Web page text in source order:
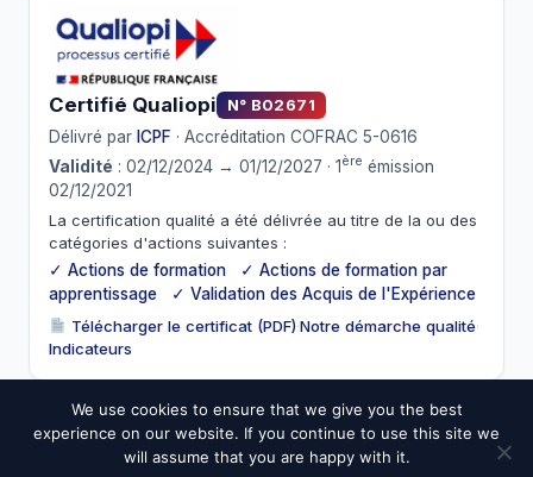
Certifié Qualiopi
N° B02671
Délivré par ICPF · Accréditation COFRAC 5-0616
Validité : 02/12/2024 → 01/12/2027 · 1ère émission
02/12/2021
La certification qualité a été délivrée au titre de la ou des
catégories d'actions suivantes :
✓ Actions de formation ✓ Actions de formation par
apprentissage ✓ Validation des Acquis de l'Expérience
Télécharger le certificat (PDF)·Notre démarche qualité·
Indicateurs
© 2026 ESIC. Tous droits réservés.
Mentions légales
Confidentialité Cookies
We use cookies to ensure that we give you the best
experience on our website. If you continue to use this site we
will assume that you are happy with it.